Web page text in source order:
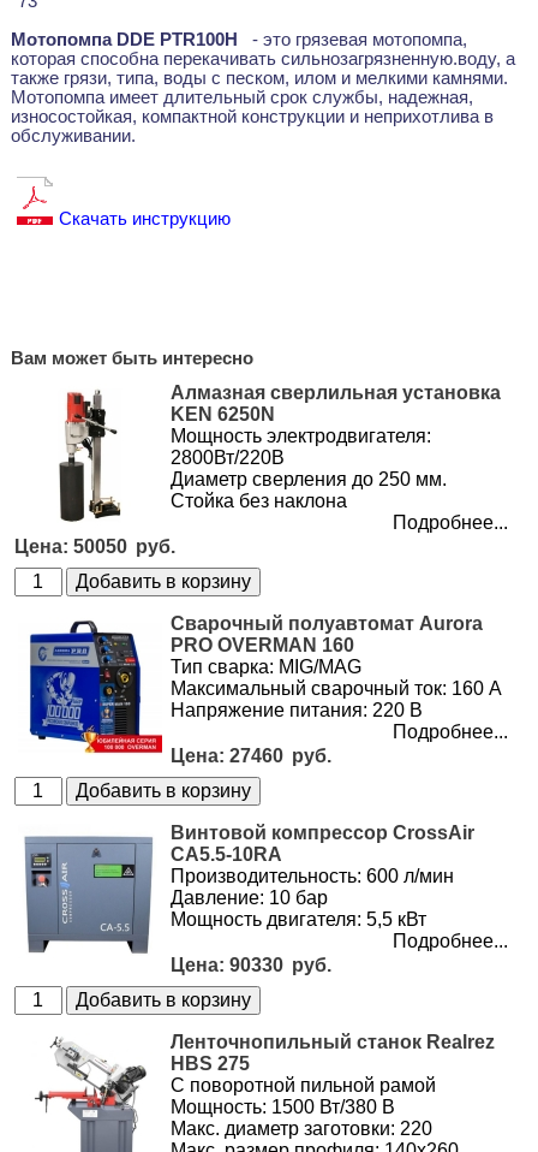
Мотопомпа DDE PTR100H
- это грязевая мотопомпа,
которая способна перекачивать сильнозагрязненную.воду, а
также грязи, типа, воды с песком, илом и мелкими камнями.
Мотопомпа имеет длительный срок службы, надежная,
износостойкая, компактной конструкции и неприхотлива в
обслуживании.
Скачать инструкцию
Вам может быть интересно
Алмазная сверлильная установка
KEN 6250N
Мощность электродвигателя:
2800Вт/220В
Диаметр сверления до 250 мм.
Стойка без наклона
Подробнее...
50050
Сварочный полуавтомат Aurora
PRO OVERMAN 160
Тип сварка: MIG/MAG
Максимальный сварочный ток: 160 А
Напряжение питания: 220 В
Подробнее...
27460
Винтовой компрессор CrossAir
CA5.5-10RA
Производительность: 600 л/мин
Давление: 10 бар
Мощность двигателя: 5,5 кВт
Подробнее...
90330
Ленточнопильный станок Realrez
HBS 275
С поворотной пильной рамой
Мощность: 1500 Вт/380 В
Макс. диаметр заготовки: 220